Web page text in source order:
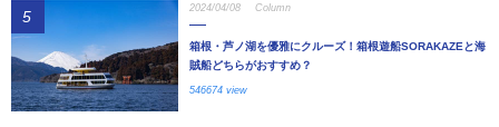
5 2024/04/08 Column
箱根・芦ノ湖を優雅にクルーズ！箱根遊船SORAKAZEと海
賊船どちらがおすすめ？
546674 view